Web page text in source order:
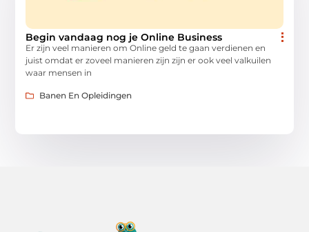
Begin vandaag nog je Online Business
Er zijn veel manieren om Online geld te gaan verdienen en
juist omdat er zoveel manieren zijn zijn er ook veel valkuilen
waar mensen in
Banen En Opleidingen